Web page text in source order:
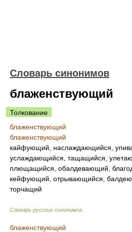
Словарь синонимов
блаженствующий
Толкование
блаженствующий
блаженствующий
кайфующий, наслаждающийся,
услаждающийся, тащащийся,
плющащийся, обалдевающий,
кейфующий, отрывающийся,
торчащий
Словарь русских синонимов
блаженствующий